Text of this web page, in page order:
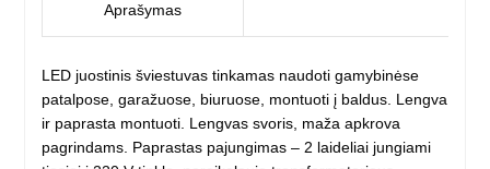
Aprašymas
LED juostinis šviestuvas tinkamas naudoti gamybinėse
patalpose, garažuose, biuruose, montuoti į baldus. Lengva
ir paprasta montuoti. Lengvas svoris, maža apkrova
pagrindams. Paprastas pajungimas – 2 laideliai jungiami